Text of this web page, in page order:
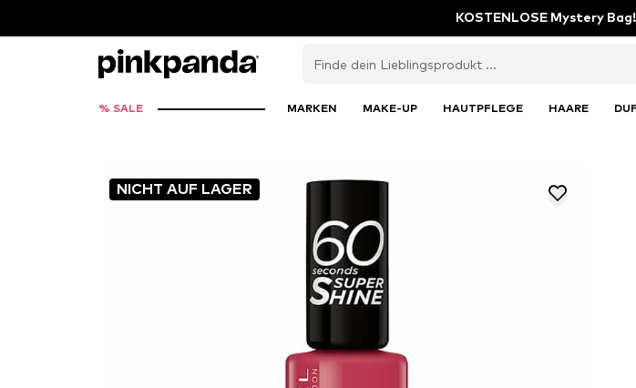
KOSTENLOSE Mystery
% SALE MARKEN MAKE-UP HAUTPFLEGE HAARE
NICHT AUF LAGER